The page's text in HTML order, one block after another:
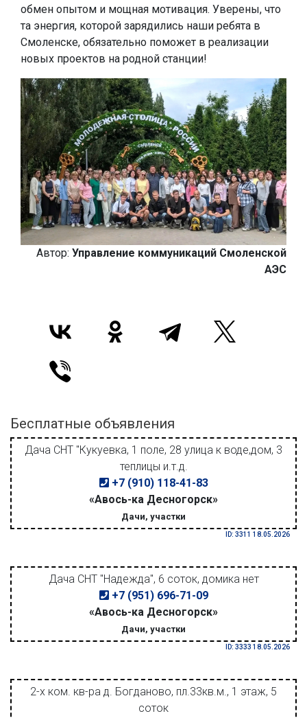
обмен опытом и мощная мотивация. Уверены, что
та энергия, которой зарядились наши ребята в
Смоленске, обязательно поможет в реализации
новых проектов на родной станции!
Автор: Управление коммуникаций Смоленской
АЭС
Бесплатные объявления
Дача СНТ "Кукуевка, 1 поле, 28 улица к воде,дом, 3
теплицы и.т.д.
+7 (910) 118-41-83
«Авось-ка Десногорск»
Дачи, участки
ID: 3311 18.05.2026
Дача СНТ "Надежда", 6 соток, домика нет
+7 (951) 696-71-09
«Авось-ка Десногорск»
Дачи, участки
ID: 3333 18.05.2026
2-х ком. кв-ра д. Богданово, пл.33кв.м., 1 этаж, 5
соток